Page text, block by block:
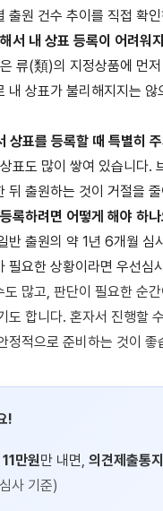
출원 건수 추이를 직접 확
서 내 상표 등록이 어려워
류(類)의 지정상품에 먼
내 상표가 불리해지지는
상표를 등록할 때 특별히
표도 많이 쌓여 있습니다.
뒤 출원하는 것이 거절을
록하려면 어떻게 해야 하
반 출원의 약 1년 6개월
필요한 상황이라면 우선심
많고, 판단이 필요한 순
도 합니다. 혼자서 진행할
정적으로 준비하는 것이 좋
!
만원만 내면, 의견제출통
사 기준)